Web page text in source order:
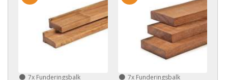
7x Funderingsbalk
7xFunderingsbalk